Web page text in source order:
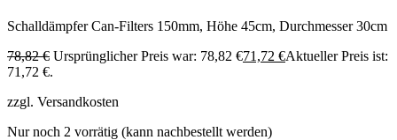
Schalldämpfer Can-Filters 150mm, Höhe 45cm, Durchmesser 30cm
78,82€ Ursprünglicher Preis war: 78,82 €71,72 €Aktueller Preis ist:
71,72 €.
zzgl. Versandkosten
Nur noch 2 vorrätig (kann nachbestellt werden)